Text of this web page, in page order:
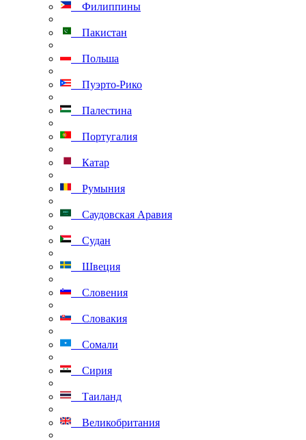
Филиппины
Пакистан
Польша
Пуэрто-Рико
Палестина
Португалия
Катар
Румыния
Саудовская Аравия
Судан
Швеция
Словения
Словакия
Сомали
Сирия
Таиланд
Великобритания